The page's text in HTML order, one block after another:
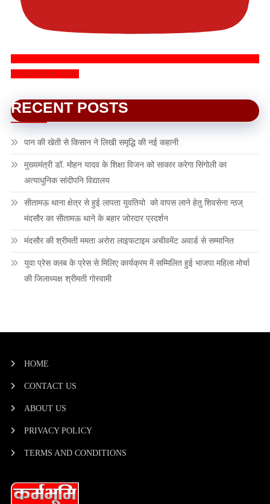
SUBSCRIBE NOW
RECENT POSTS
पान की खेती से किसान ने लिखी समृद्धि की नई कहानी
मुख्यमंत्री डॉ. मोहन यादव के शिक्षा विजन को साकार करेगा सिंगोली का
अत्याधुनिक सांदीपनि विद्यालय
सीतामऊ थाना क्षेत्र से हुई लापता युवतियो को वापस लाने हेतु शिवसेना न्ठज्
मंदसौर का सीतामऊ थाने के बहार जोरदार प्रदर्शन
मंदसौर की श्रीमती ममता अरोरा लाइफटाइम अचीवमेंट अवार्ड से सम्मानित
युवा प्रेस क्लब के प्रेस से मिलिए कार्यक्रम में सम्मिलित हुई भाजपा महिला मोर्चा
की जिलाध्यक्ष श्रीमती गोस्वामी
HOME
CONTACT US
ABOUT US
PRIVACY POLICY
TERMS AND CONDITIONS